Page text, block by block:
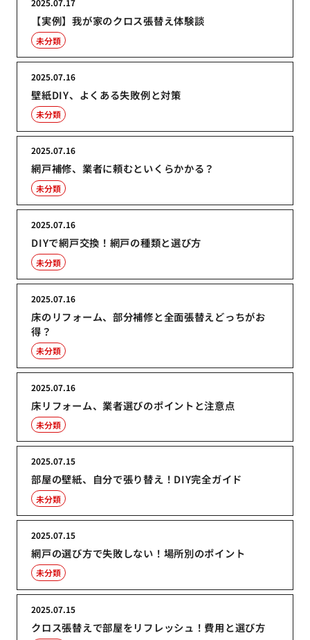
【実例】我が家のクロス張替え体験談
2025.07.17
未分類
壁紙DIY、よくある失敗例と対策
2025.07.16
未分類
網戸補修、業者に頼むといくらかかる？
2025.07.16
未分類
DIYで網戸交換！網戸の種類と選び方
2025.07.16
未分類
床のリフォーム、部分補修と全面張替えどっちがお
得？
2025.07.16
未分類
床リフォーム、業者選びのポイントと注意点
2025.07.16
未分類
部屋の壁紙、自分で張り替え！DIY完全ガイド
2025.07.15
未分類
網戸の選び方で失敗しない！場所別のポイント
2025.07.15
未分類
クロス張替えで部屋をリフレッシュ！費用と選び方
2025.07.15